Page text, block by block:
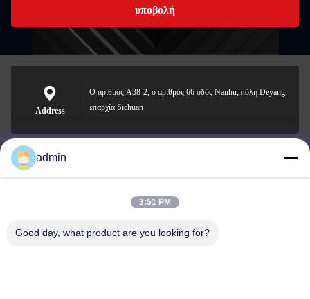
υποβολή
Address
Ο αριθμός A38-2, ο αριθμός 66 οδός Nanhu, πόλη Deyang,
επαρχία Sichuan
Nero@enlaibio.com
admin
3:51 PM
Good day, what product are you looking for?